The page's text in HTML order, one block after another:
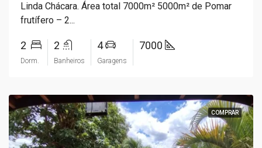
Linda Chácara. Área total 7000m² 5000m² de Pomar
frutífero – 2...
2
Dorm.
2
Banheiros
4
Garagens
7000
COMPRAR